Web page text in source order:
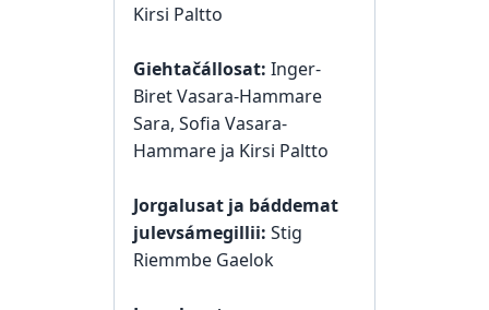
Kirsi Paltto
Giehtačállosat: Inger-
Biret Vasara-Hammare
Sara, Sofia Vasara-
Hammare ja Kirsi Paltto
Jorgalusat ja báddemat
julevsámegillii: Stig
Riemmbe Gaelok